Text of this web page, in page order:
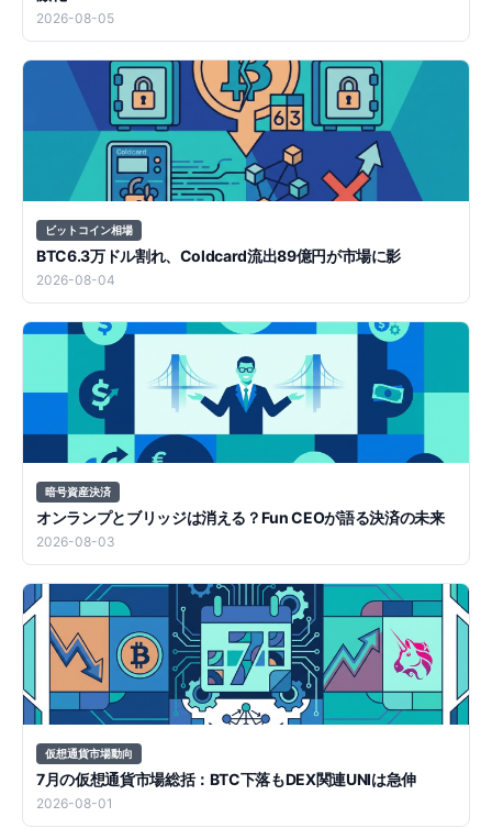
2026-08-05
ビットコイン相場
BTC6.3万ドル割れ、Coldcard流出89億円が市場に影
2026-08-04
暗号資産決済
オンランプとブリッジは消える？Fun CEOが語る決済の未来
2026-08-03
仮想通貨市場動向
7月の仮想通貨市場総括：BTC下落もDEX関連UNIは急伸
2026-08-01